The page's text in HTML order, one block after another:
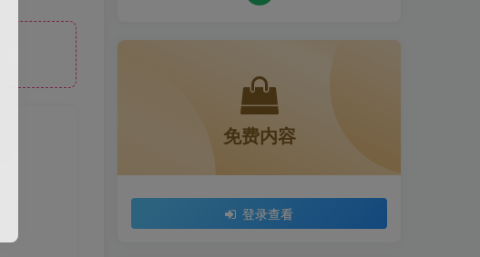
免费内容
登录查看